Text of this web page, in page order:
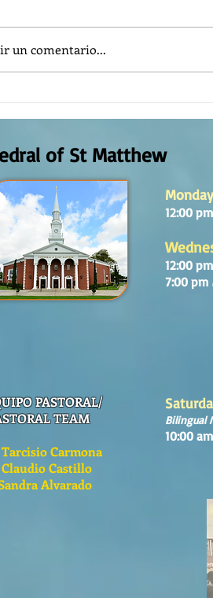
2nd, 2026
un comentario...
of St Matthew
12:00 pm
12:00 pm
7:00 pm
PASTORAL/
TEAM
Tarcisio Carmona
Claudio Castillo
Alvarado
Bilingual
10:00 am